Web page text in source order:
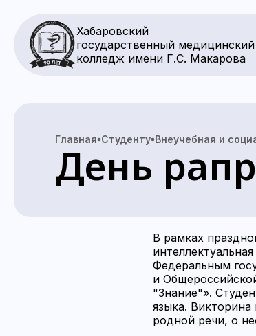
Хабаровский
государственный медицинский
колледж имени Г.С. Макарова
Главная Студенту Внеучебная и
День
В рамках
Федеральным
и
"Знание"».
языка.
родной речи, о